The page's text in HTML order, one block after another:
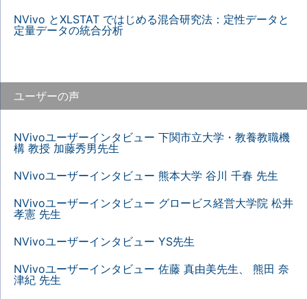
NVivo とXLSTAT ではじめる混合研究法：定性データと
定量データの統合分析
ユーザーの声
NVivoユーザーインタビュー 下関市立大学・教養教職機
構 教授 加藤秀男先生
NVivoユーザーインタビュー 熊本大学 谷川 千春 先生
NVivoユーザーインタビュー グロービス経営大学院 松井
孝憲 先生
NVivoユーザーインタビュー YS先生
NVivoユーザーインタビュー 佐藤 真由美先生、 熊田 奈
津紀 先生